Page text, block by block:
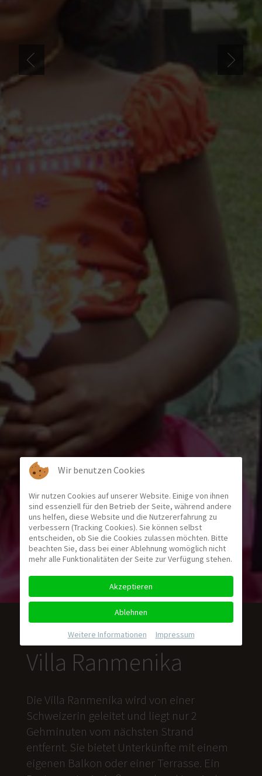
Villa Ranmenika
Die Villa Ranmenika wird von einer
Schweizerin geleitet und liegt nur 2
Gehminuten vom nächsten Strand
entfernt. Sie bietet Unterkünfte mit einem
eigenen Balkon oder einer Terrasse. Ein
Wir benutzen Cookies
Wir nutzen Cookies auf unserer Website. Einige von ihnen
sind essenziell für den Betrieb der Seite, während andere
uns helfen, diese Website und die Nutzererfahrung zu
verbessern (Tracking Cookies). Sie können selbst
entscheiden, ob Sie die Cookies zulassen möchten. Bitte
beachten Sie, dass bei einer Ablehnung womöglich nicht
mehr alle Funktionalitäten der Seite zur Verfügung stehen.
Akzeptieren
Ablehnen
Weitere Informationen Impressum